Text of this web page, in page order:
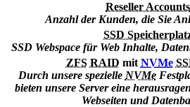
Reseller Accounts
Anzahl der Kunden, die Sie
SSD
SSD Webspace für Web Inhalte,
ZFS RAID mit NVMe
Durch unsere spezielle NVMe
bieten unsere Server eine
Webseiten und